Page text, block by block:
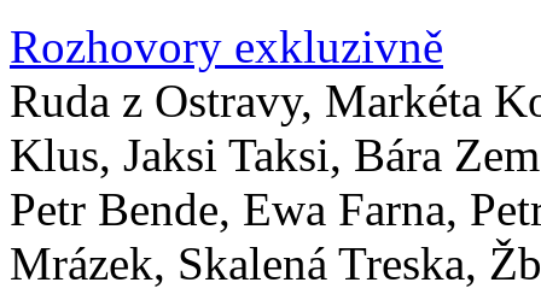
Rozhovory exkluzivně
Ruda z Ostravy, Markéta
Klus, Jaksi Taksi, Bára
Petr Bende, Ewa Farna,
Mrázek, Skalená Treska,